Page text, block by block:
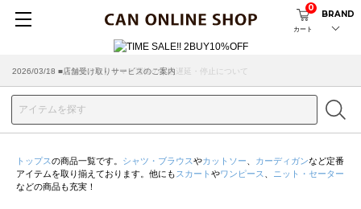
カート
0
BRAND
2026/07/29 ■【お知らせ】ヤマト運輸の配送遅延・停止について
2026/03/18 ■店舗受け取りサービスのご案内
トップスの商品一覧です。 シャツ・ブラウスやカットソー カーディガンなど定番
アイテムを取り揃えております。他にも スカート やワンピース
ニット・セーター
などの商品も充実！